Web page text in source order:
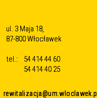
ul. 3 Maja 18,
87-800 Włocławek
tel.:
54 414 44 60
54 414 40 25
rewitalizacja@um.wloclawek.pl